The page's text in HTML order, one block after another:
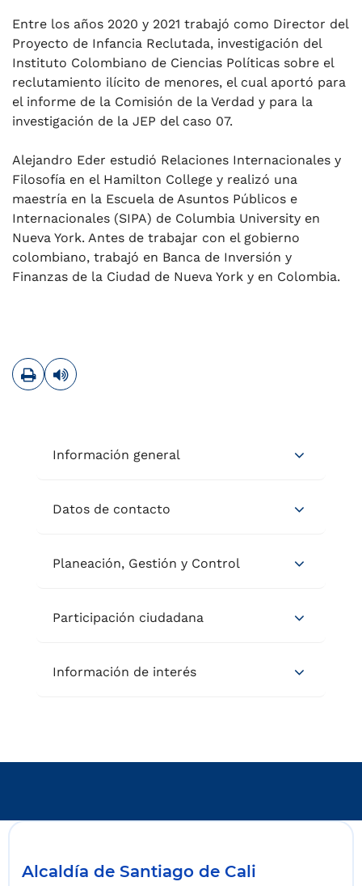
Entre los años 2020 y 2021 trabajó como Director del
Proyecto de Infancia Reclutada, investigación del
Instituto Colombiano de Ciencias Políticas sobre el
reclutamiento ilícito de menores, el cual aportó para
el informe de la Comisión de la Verdad y para la
investigación de la JEP del caso 07.
Alejandro Eder estudió Relaciones Internacionales y
Filosofía en el Hamilton College y realizó una
maestría en la Escuela de Asuntos Públicos e
Internacionales (SIPA) de Columbia University en
Nueva York. Antes de trabajar con el gobierno
colombiano, trabajó en Banca de Inversión y
Finanzas de la Ciudad de Nueva York y en Colombia.
ImprimirLeer contenido
Información general
Datos de contacto
Planeación, Gestión y Control
Participación ciudadana
Información de interés
Alcaldía de Santiago de Cali